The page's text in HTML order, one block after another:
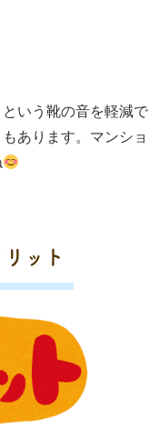
いう靴の音を軽減で
あります。マンショ
ット